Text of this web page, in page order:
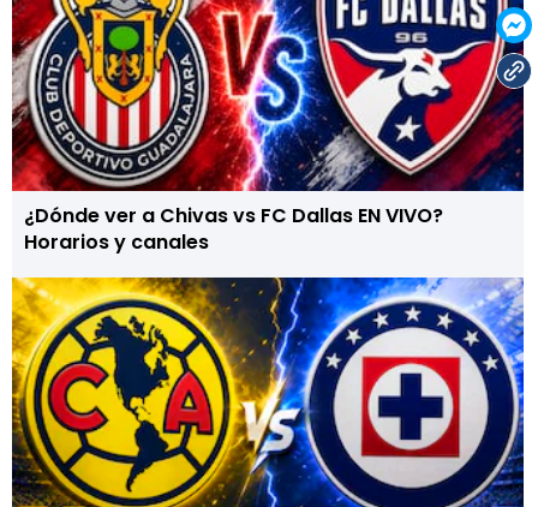
¿Dónde ver a Chivas vs FC Dallas EN VIVO?
Horarios y canales